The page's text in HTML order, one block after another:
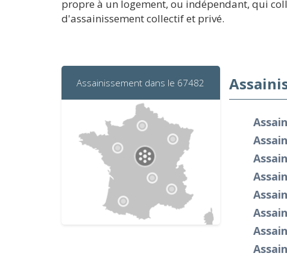
propre à un logement, ou indépendant, qui
d'assainissement collectif et privé.
Assainissement dans le 67482